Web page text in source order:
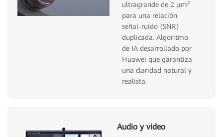
ultragrande de 2 μm²
para una relación
señal-ruido (SNR)
duplicada. Algoritmo
de IA desarrollado por
Huawei que garantiza
una claridad natural y
realista.
Audio y video